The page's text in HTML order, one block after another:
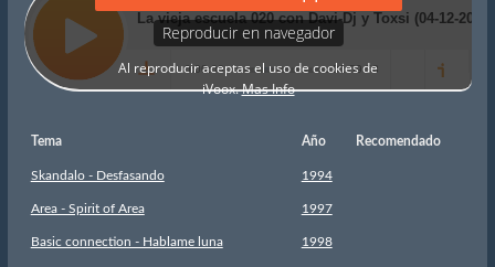
Tema Año Recomendado
Skandalo - Desfasando 1994
Area - Spirit of Area 1997
Basic connection - Hablame luna 1998